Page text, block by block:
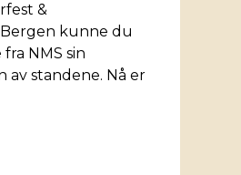
&
kunne du
NMS sin
standene. Nå er